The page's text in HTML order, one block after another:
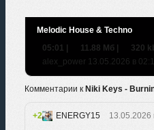
Melodic House & Techno
05:01 | 11.88 Мб | 320
alex_power 13.05.2026 в
Комментарии к Niki Keys -
2 ENERGY15 13.05.2026